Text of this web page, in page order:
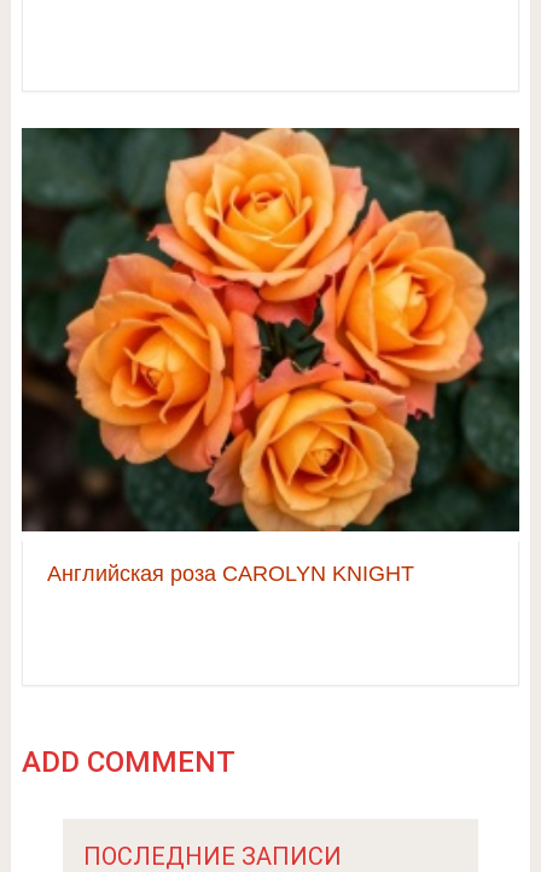
Английская роза CAROLYN KNIGHT
ADD COMMENT
ПОСЛЕДНИЕ ЗАПИСИ